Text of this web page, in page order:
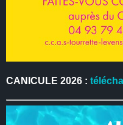
CANICULE 2026 :